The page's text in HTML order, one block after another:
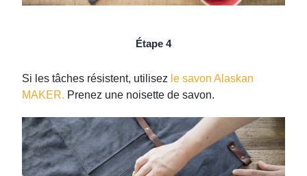
Étape 4
Si les tâches résistent, utilisez le savon Alaskan
MAKER. Prenez une noisette de savon.